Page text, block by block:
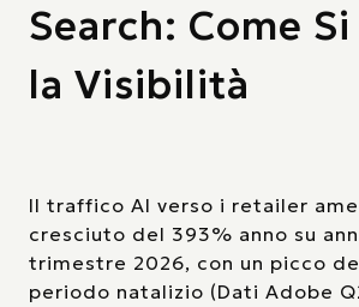
Search: Come
la Visibilità
Il traffico AI verso i retailer
cresciuto del 393% anno su
trimestre 2026, con un picco
periodo natalizio (Dati Adobe